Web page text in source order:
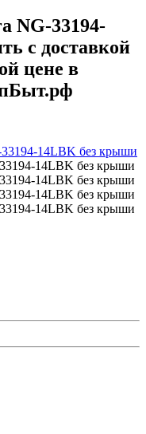
NG-33194-
с доставкой
цене в